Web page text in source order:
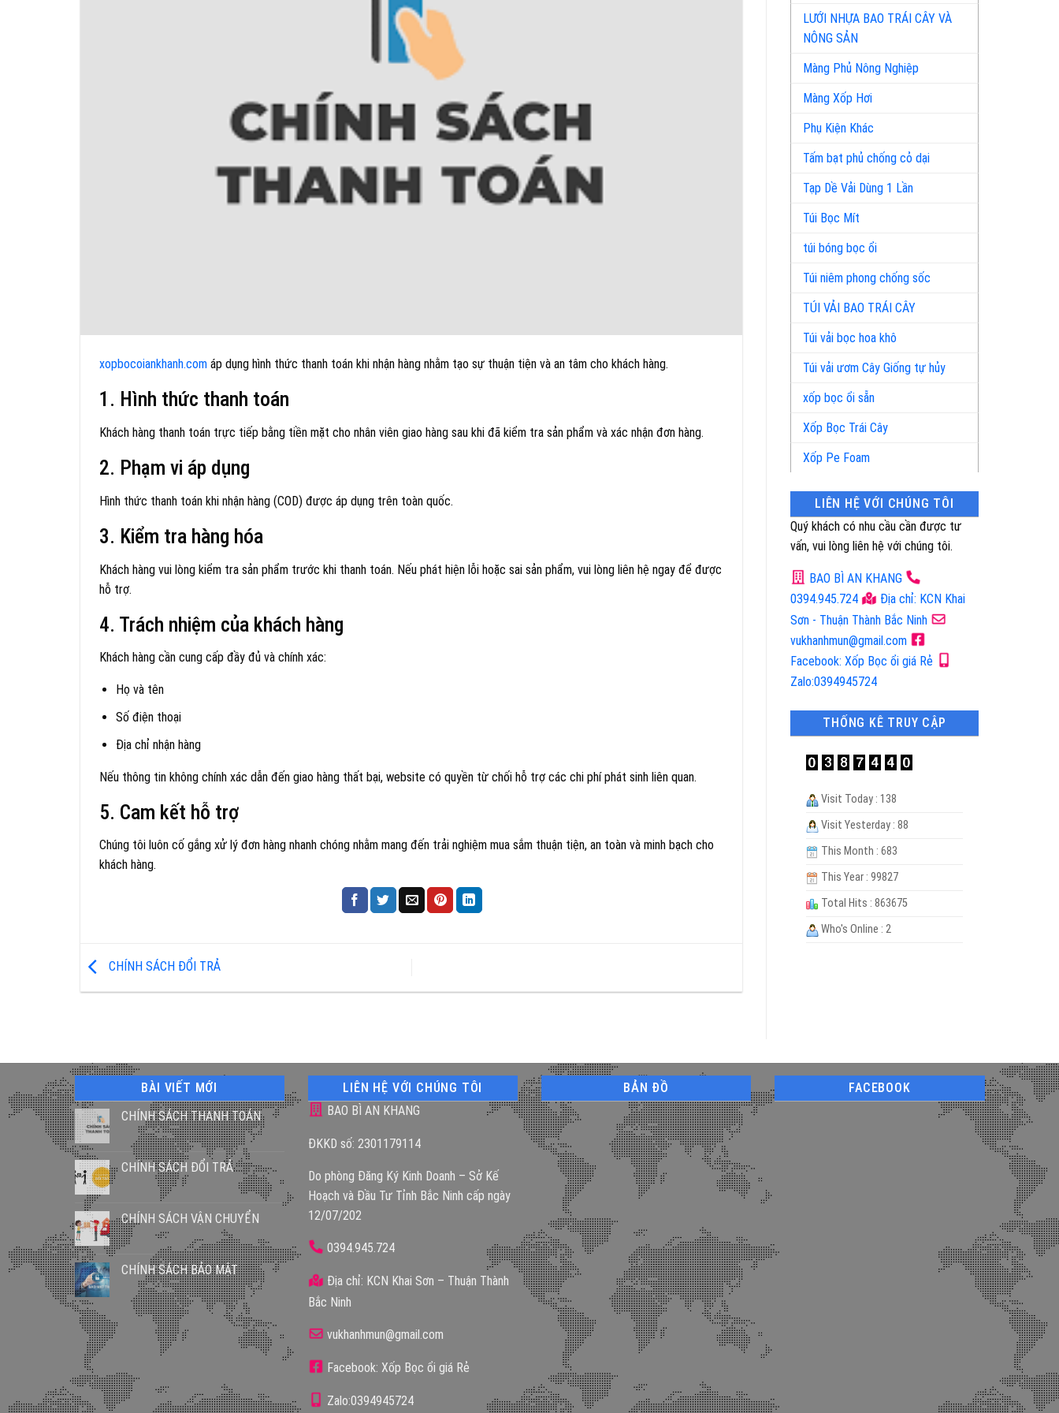
xopbocoiankhanh.com áp dụng hình thức thanh toán khi nhận hàng nhằm tạo sự thuận tiện và an tâm cho khách hàng.
1. Hình thức thanh toán
Khách hàng thanh toán trực tiếp bằng tiền mặt cho nhân viên giao hàng sau khi đã kiểm tra sản phẩm và xác nhận đơn hàng.
2. Phạm vi áp dụng
Hình thức thanh toán khi nhận hàng (COD) được áp dụng trên toàn quốc.
3. Kiểm tra hàng hóa
Khách hàng vui lòng kiểm tra sản phẩm trước khi thanh toán. Nếu phát hiện lỗi hoặc sai sản phẩm, vui lòng liên hệ ngay để được
hỗ trợ.
4. Trách nhiệm của khách hàng
Khách hàng cần cung cấp đầy đủ và chính xác:
Họ và tên
Số điện thoại
Địa chỉ nhận hàng
Nếu thông tin không chính xác dẫn đến giao hàng thất bại, website có quyền từ chối hỗ trợ các chi phí phát sinh liên quan.
5. Cam kết hỗ trợ
Chúng tôi luôn cố gắng xử lý đơn hàng nhanh chóng nhằm mang đến trải nghiệm mua sắm thuận tiện, an toàn và minh bạch cho
khách hàng.
CHÍNH SÁCH ĐỔI TRẢ
LƯỚI NHỰA BAO TRÁI CÂY VÀ
NÔNG SẢN
Màng Phủ Nông Nghiệp
Màng Xốp Hơi
Phụ Kiện Khác
Tấm bạt phủ chống cỏ dại
Tạp Dề Vải Dùng 1 Lần
Túi Bọc Mít
túi bóng bọc ổi
Túi niêm phong chống sốc
TÚI VẢI BAO TRÁI CÂY
Túi vải bọc hoa khô
Túi vải ươm Cây Giống tự hủy
xốp bọc ổi sẵn
Xốp Bọc Trái Cây
Xốp Pe Foam
LIÊN HỆ VỚI CHÚNG TÔI
Quý khách có nhu cầu cần được tư
vấn, vui lòng liên hệ với chúng tôi.
BAO BÌ AN KHANG
0394.945.724
Địa chỉ: KCN Khai
Sơn - Thuận Thành Bắc Ninh
vukhanhmun@gmail.com
Facebook: Xốp Bọc ổi giá Rẻ
Zalo:0394945724
THỐNG KÊ TRUY CẬP
Visit Today : 138
Visit Yesterday : 88
This Month : 683
This Year : 99827
Total Hits : 863675
Who's Online : 2
BÀI VIẾT MỚI
CHÍNH SÁCH THANH TOÁN
CHÍNH SÁCH ĐỔI TRẢ
CHÍNH SÁCH VẬN CHUYỂN
CHÍNH SÁCH BẢO MẬT
LIÊN HỆ VỚI CHÚNG TÔI
BAO BÌ AN KHANG
ĐKKD số: 2301179114
Do phòng Đăng Ký Kinh Doanh – Sở Kế
Hoạch và Đầu Tư Tỉnh Bắc Ninh cấp ngày
12/07/202
0394.945.724
Địa chỉ: KCN Khai Sơn – Thuận Thành
Bắc Ninh
vukhanhmun@gmail.com
Facebook: Xốp Bọc ổi giá Rẻ
Zalo:0394945724
BẢN ĐỒ FACEBOOK